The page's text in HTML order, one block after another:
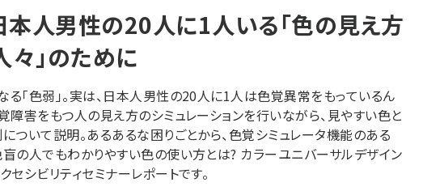
本人男性の20人に1人いる「色の見え方
々」のために
「色弱」。実は、日本人男性の20人に1人は色覚異常をもっているん
障害をもつ人の見え方のシミュレーションを行いながら、見やすい色と
ついて説明。あるあるな困りごとから、色覚シミュレータ機能のある
盲の人でもわかりやすい色の使い方とは? カラーユニバーサルデザイン
セシビリティセミナーレポートです。